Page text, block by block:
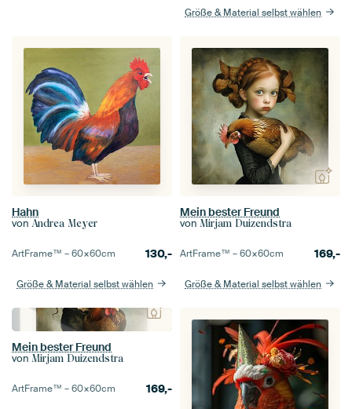
Größe & Material selbst wählen
Hahn
von Andrea Meyer
ArtFrame™ –60×60cm 130,-
Größe & Material selbst wählen
Mein bester Freund
von Mirjam Duizendstra
ArtFrame™ –60×60cm 169,-
Größe & Material selbst wählen
Mein bester Freund
von Mirjam Duizendstra
ArtFrame™ –60×60cm 169,-